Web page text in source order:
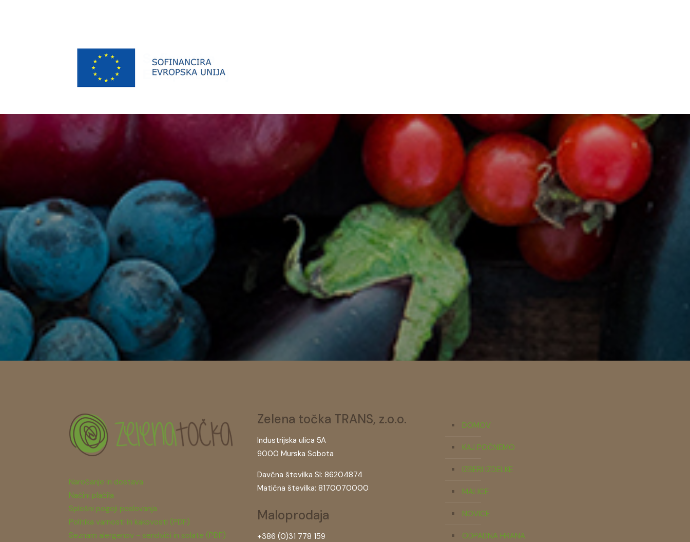
Naročanje in dostava
Načini plačila
Splošni pogoji poslovanja
Politika varnosti in kakovosti (PDF)
Seznam alergenov - sendviči in solate (PDF)
Zelena točka TRANS, z.o.o.
Industrijska ulica 5A
9000 Murska Sobota
Davčna številka SI: 86204874
Matična številka: 8170070000
Maloprodaja
+386 (0)31 778 159
DOMOV
KAJ POČNEMO
IZBERI IZDELKE
MALICE
NOVICE
ODPADNA HRANA